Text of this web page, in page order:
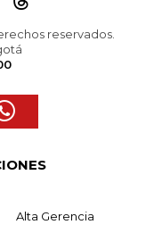
reservados.
Alta Gerencia